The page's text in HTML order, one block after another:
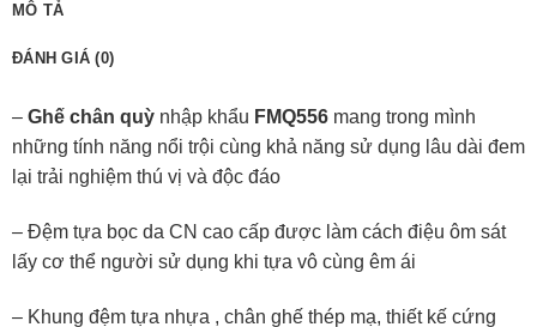
MÔ TẢ
ĐÁNH GIÁ (0)
– Ghế chân quỳ nhập khẩu FMQ556 mang trong mình
những tính năng nổi trội cùng khả năng sử dụng lâu dài đem
lại trải nghiệm thú vị và độc đáo
– Đệm tựa bọc da CN cao cấp được làm cách điệu ôm sát
lấy cơ thể người sử dụng khi tựa vô cùng êm ái
– Khung đệm tựa nhựa , chân ghế thép mạ, thiết kế cứng